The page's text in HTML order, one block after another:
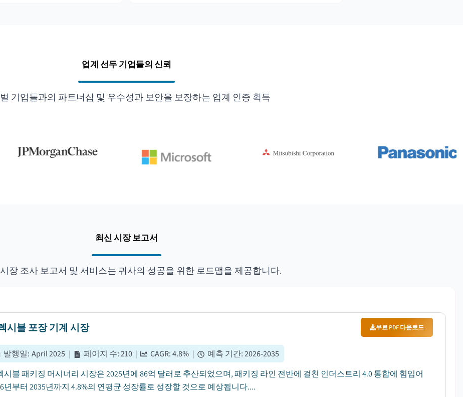
업계 선두 기업들의 신뢰
기업들과의 파트너십 및 우수성과 보안을 보장하는 업계 인증 획득
최신 시장 보고서
장 조사 보고서 및 서비스는 귀사의 성공을 위한 로드맵을 제공합니다.
시블 포장 기계 시장 무료 PDF 다운로드
발행일: April 2025 | 페이지 수:210 | CAGR:4.8% | 예측 기간:2026-2035
시블 패키징 머시너리 시장은 2025년에 86억 달러로 추산되었으며, 패키징 라인 전반에 걸친 인더스트리 4.0 통합에 힘입어
년부터 2035년까지 4.8%의 연평균 성장률로 성장할 것으로 예상됩니다....